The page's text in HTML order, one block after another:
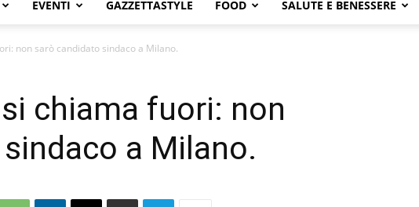
EVENTI GAZZETTASTYLE FOOD SALUTE E BENESSERE
non sarò candidato sindaco a Milano.
chiama fuori: non
a Milano.